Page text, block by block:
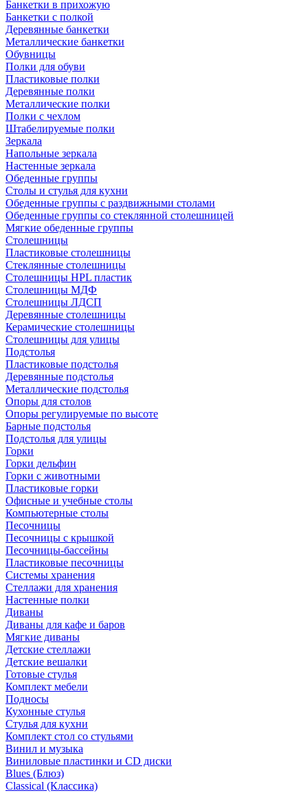
Банкетки в прихожую
Банкетки с полкой
Деревянные банкетки
Металлические банкетки
Обувницы
Полки для обуви
Пластиковые полки
Деревянные полки
Металлические полки
Полки с чехлом
Штабелируемые полки
Зеркала
Напольные зеркала
Настенные зеркала
Обеденные группы
Столы и стулья для кухни
Обеденные группы с раздвижными столами
Обеденные группы со стеклянной столешницей
Мягкие обеденные группы
Столешницы
Пластиковые столешницы
Стеклянные столешницы
Столешницы HPL пластик
Столешницы МДФ
Столешницы ЛДСП
Деревянные столешницы
Керамические столешницы
Столешницы для улицы
Подстолья
Пластиковые подстолья
Деревянные подстолья
Металлические подстолья
Опоры для столов
Опоры регулируемые по высоте
Барные подстолья
Подстолья для улицы
Горки
Горки дельфин
Горки с животными
Пластиковые горки
Офисные и учебные столы
Компьютерные столы
Песочницы
Песочницы с крышкой
Песочницы-бассейны
Пластиковые песочницы
Системы хранения
Стеллажи для хранения
Настенные полки
Диваны
Диваны для кафе и баров
Мягкие диваны
Детские стеллажи
Детские вешалки
Готовые стулья
Комплект мебели
Подносы
Кухонные стулья
Стулья для кухни
Комплект стол со стульями
Винил и музыка
Виниловые пластинки и CD диски
Blues (Блюз)
Classical (Классика)